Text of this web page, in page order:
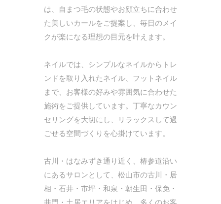
は、自まつ毛の状態やお顔立ちに合わせ
た美しいカールをご提案し、毎日のメイ
クが楽になる理想の目元を叶えます。
ネイルでは、シンプルなネイルからトレ
ンドを取り入れたネイル、フットネイル
まで、お客様の好みや雰囲気に合わせた
施術をご提供しています。丁寧なカウン
セリングを大切にし、リラックスして過
ごせる空間づくりを心掛けています。
古川・はなみずき通り近く、椿参道沿い
にあるサロンとして、松山市の古川・居
相・石井・市坪・和泉・朝生田・保免・
井門・土居エリアをはじめ、多くのお客